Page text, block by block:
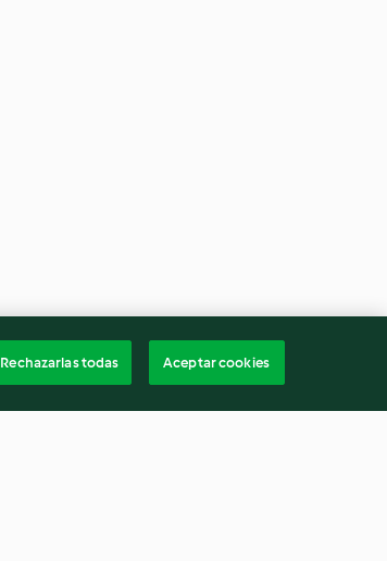
Rechazarlas todas Aceptar cookies